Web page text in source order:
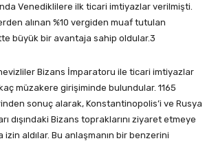
Venediklilere ilk ticari imtiyazlar verilmişti.
alınan %10 vergiden muaf tutulan
büyük bir avantaja sahip oldular.3
Bizans İmparatoru ile ticari imtiyazlar
müzakere girişiminde bulundular. 1165
sonuç alarak, Konstantinopolis’i ve Rusya
dışındaki Bizans topraklarını ziyaret etmeye
aldılar. Bu anlaşmanın bir benzerini